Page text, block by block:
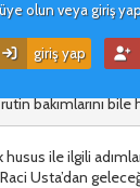
olun veya giriş
giriş yap
var;
nerede
da bakımları
ustası yok diye
bakımlarını bile
ile ilgili
Usta’dan